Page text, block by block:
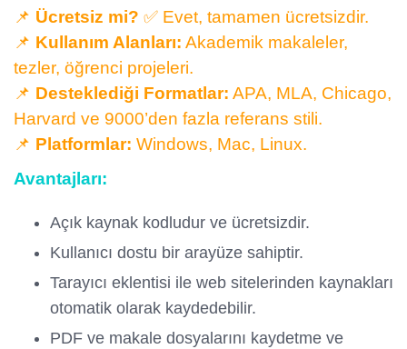
📌 Ücretsiz mi? ✅ Evet, tamamen ücretsizdir.
📌 Kullanım Alanları: Akademik makaleler,
tezler, öğrenci projeleri.
📌 Desteklediği Formatlar: APA, MLA, Chicago,
Harvard ve 9000’den fazla referans stili.
📌 Platformlar: Windows, Mac, Linux.
Avantajları:
Açık kaynak kodludur ve ücretsizdir.
Kullanıcı dostu bir arayüze sahiptir.
Tarayıcı eklentisi ile web sitelerinden kaynakları
otomatik olarak kaydedebilir.
PDF ve makale dosyalarını kaydetme ve